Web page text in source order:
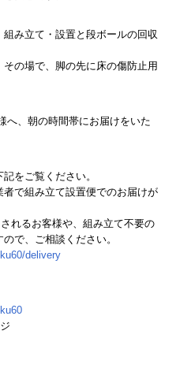
み立て・設置と段ボールの回収
の場で、脚の先に床の傷防止用
へ、朝の時間帯にお届けをいた
をご覧ください。
で組み立て設置便でのお届けが
れるお客様や、組み立て不要の
で、ご相談ください。
delivery